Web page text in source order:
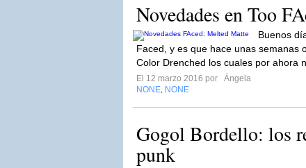
Novedades en Too
Buenos
Faced, y es que hace unas semanas
Color Drenched los cuales por ahora
El 12 marzo 2016 por
Ángela
NONE NONE
Gogol Bordello: los
punk